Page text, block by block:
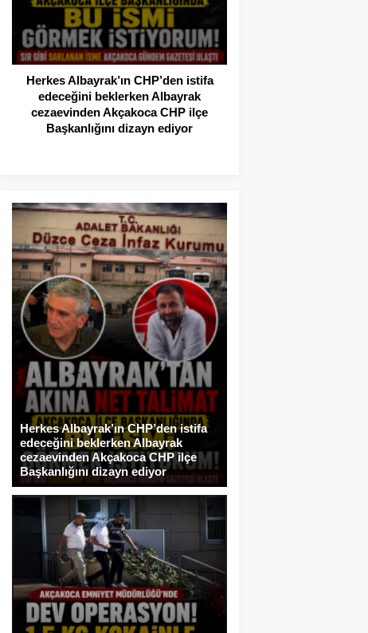
Herkes Albayrak’ın CHP’den istifa
edeceğini beklerken Albayrak
cezaevinden Akçakoca CHP ilçe
Başkanlığını dizayn ediyor
Herkes Albayrak’ın CHP’den istifa
edeceğini beklerken Albayrak
cezaevinden Akçakoca CHP ilçe
Başkanlığını dizayn ediyor